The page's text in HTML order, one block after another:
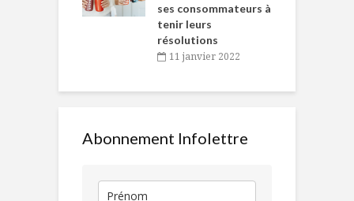
ses consommateurs à
tenir leurs
résolutions
11 janvier 2022
Abonnement Infolettre